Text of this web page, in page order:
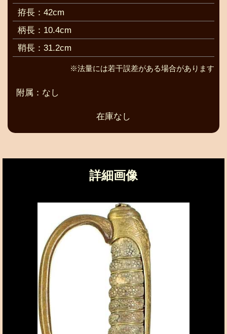
拵長：42cm
柄長：10.4cm
鞘長：31.2cm
※法量には若干誤差がある場合があります
附属：なし
在庫なし
詳細画像